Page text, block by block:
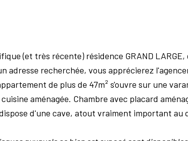
(et très récente) résidence GRAND
adresse recherchée, vous apprécierez
de plus de 47m² s'ouvre sur une
aménagée. Chambre avec placard
d'une cave, atout vraiment important